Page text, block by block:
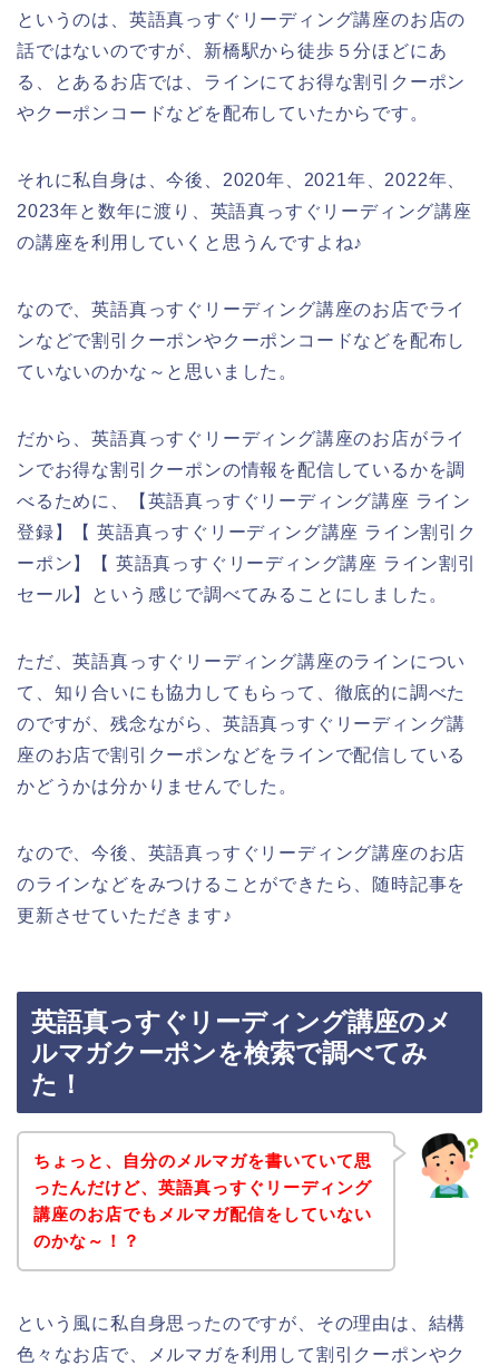
というのは、英語真っすぐリーディング講座のお店の
話ではないのですが、新橋駅から徒歩５分ほどにあ
る、とあるお店では、ラインにてお得な割引クーポン
やクーポンコードなどを配布していたからです。
それに私自身は、今後、2020年、2021年、2022年、
2023年と数年に渡り、英語真っすぐリーディング講座
の講座を利用していくと思うんですよね♪
なので、英語真っすぐリーディング講座のお店でライ
ンなどで割引クーポンやクーポンコードなどを配布し
ていないのかな～と思いました。
だから、英語真っすぐリーディング講座のお店がライ
ンでお得な割引クーポンの情報を配信しているかを調
べるために、【英語真っすぐリーディング講座 ライン
登録】【 英語真っすぐリーディング講座 ライン割引ク
ーポン】【 英語真っすぐリーディング講座 ライン割引
セール】という感じで調べてみることにしました。
ただ、英語真っすぐリーディング講座のラインについ
て、知り合いにも協力してもらって、徹底的に調べた
のですが、残念ながら、英語真っすぐリーディング講
座のお店で割引クーポンなどをラインで配信している
かどうかは分かりませんでした。
なので、今後、英語真っすぐリーディング講座のお店
のラインなどをみつけることができたら、随時記事を
更新させていただきます♪
英語真っすぐリーディング講座のメ
ルマガクーポンを検索で調べてみ
た！
ちょっと、自分のメルマガを書いていて思
ったんだけど、英語真っすぐリーディング
講座のお店でもメルマガ配信をしていない
のかな～！？
という風に私自身思ったのですが、その理由は、結構
色々なお店で、メルマガを利用して割引クーポンやク